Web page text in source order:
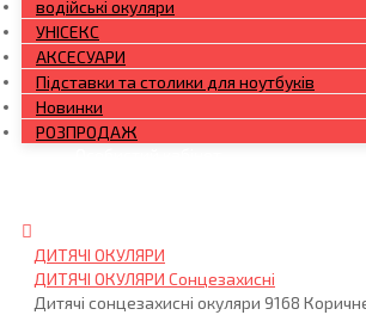
водійські окуляри
УНІСЕКС
АКСЕСУАРИ
Підставки та столики для ноутбуків
Новинки
РОЗПРОДАЖ
ДИТЯЧІ ОКУЛЯРИ
ДИТЯЧІ ОКУЛЯРИ Сонцезахисні
Дитячі сонцезахисні окуляри 9168